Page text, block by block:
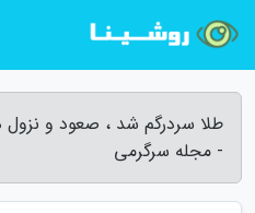
طلا سردرگم شد ، صعود و
- مجله سرگرمی